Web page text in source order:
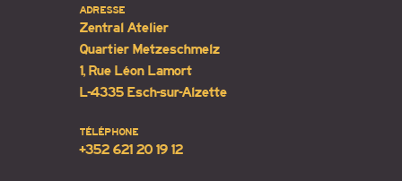
ADRESSE
Zentral Atelier
Quartier Metzeschmelz
1, Rue Léon Lamort
L-4335 Esch-sur-Alzette
TÉLÉPHONE
+352 621 20 19 12